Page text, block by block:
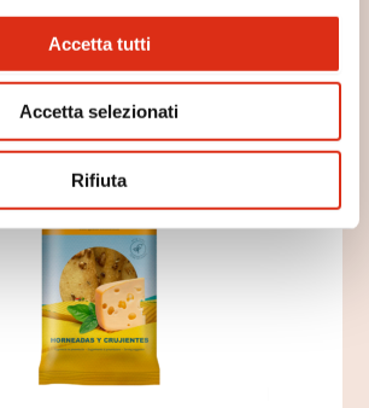
Accetta tutti
Accetta selezionati
Rifiuta